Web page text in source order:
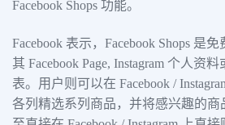
Facebook Shops 功能。
Facebook 表示，Facebook Shops 是
其 Facebook Page, Instagram 个人资
表。用户则可以在 Facebook /
各列精选系列商品，并将感兴趣的